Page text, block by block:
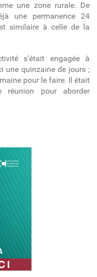
une zone rurale. De
une permanence 24
similaire à celle de la
s’était engagée à
une quinzaine de jours ;
pour le faire. Il était
réunion pour aborder